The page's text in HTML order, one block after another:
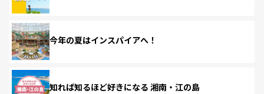
今年の夏はインスパイアへ！
知れば知るほど好きになる 湘南・江の島